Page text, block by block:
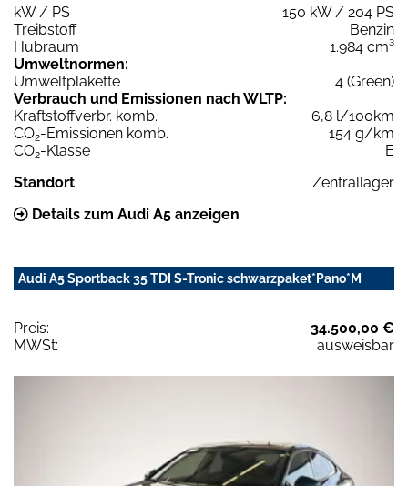
kW / PS
150 kW / 204 PS
Treibstoff
Benzin
Hubraum
1.984 cm³
Umweltnormen:
Umweltplakette
4 (Green)
Verbrauch und Emissionen nach WLTP:
Kraftstoffverbr. komb.
6,8 l/100km
CO2-Emissionen komb.
154 g/km
CO2-Klasse
E
Standort
Zentrallager
Details zum Audi A5 anzeigen
Audi A5 Sportback 35 TDI S-Tronic schwarzpaket*Pano*M
Preis:
34.500,00 €
MWSt:
ausweisbar